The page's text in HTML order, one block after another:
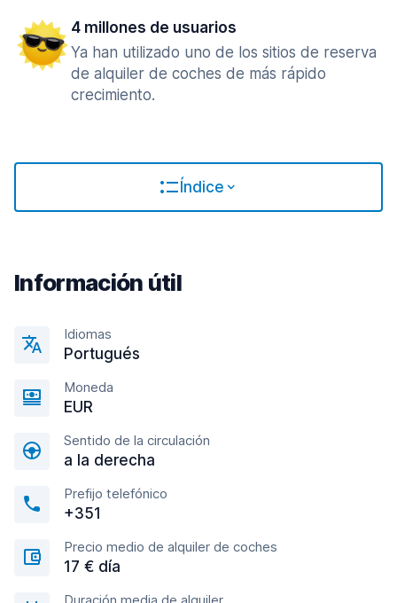
4 millones de usuarios
Ya han utilizado uno de los sitios de reserva
de alquiler de coches de más rápido
crecimiento.
Índice
Información útil
Idiomas
Portugués
Moneda
EUR
Sentido de la circulación
a la derecha
Prefijo telefónico
+351
Precio medio de alquiler de coches
17 € día